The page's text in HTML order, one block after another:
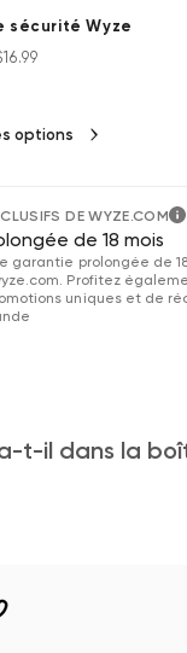
sécurité Wyze
options
DE WYZE.COM
de 18 mois
garantie prolongée de
Profitez
uniques et de
t-il dans la